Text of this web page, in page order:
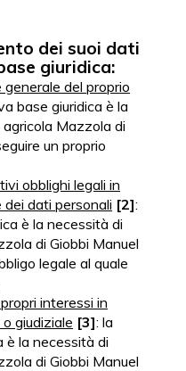
dei suoi dati
giuridica:
generale del proprio
base giuridica è la
Mazzola di
un proprio
obblighi legali in
dati personali [2]:
è la necessità di
di Giobbi Manuel
legale al quale
interessi in
giudiziale [3]: la
è la necessità di
di Giobbi Manuel